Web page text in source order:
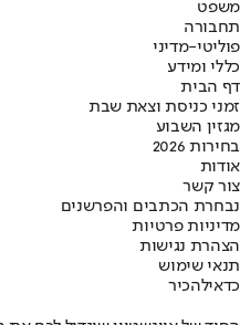
משפט
תחבורה
פוליטי-מדיני
כללי ומידע
דף הבית
זמני כניסת וצאת שבת
מגזין השבוע
בחירות 2026
אודות
צור קשר
נבחרת הכתבים והפרשנים
מדיניות פרטיות
הצהרת נגישות
תנאי שימוש
כדאילהכיר